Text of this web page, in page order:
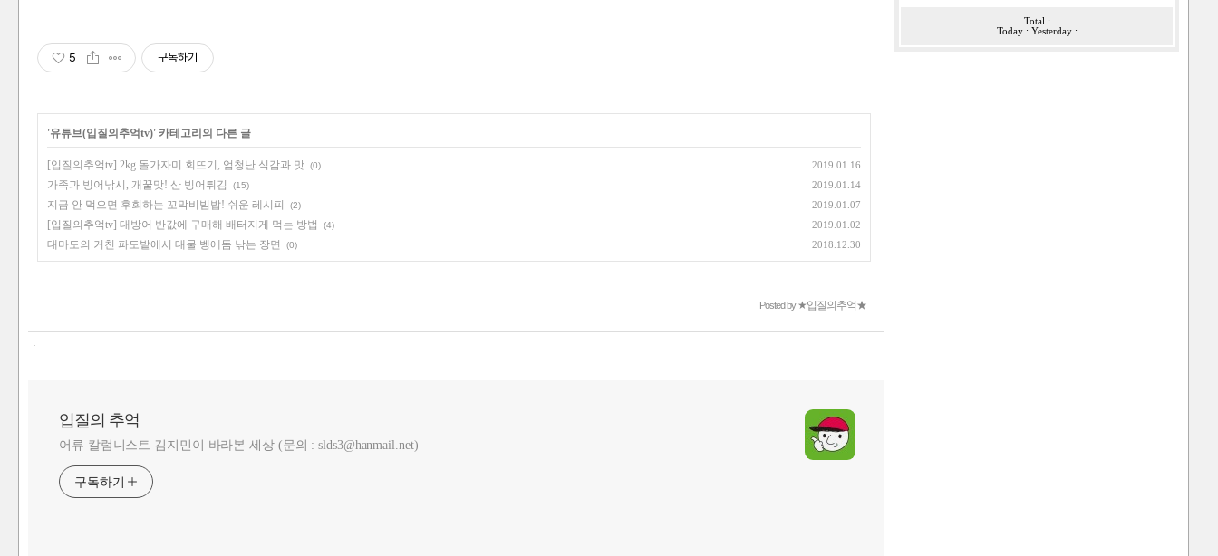
5 구독하기
'유튜브(입질의추억tv)' 카테고리의 다른 글
[입질의추억tv] 2kg 돌가자미 회뜨기, 엄청난 식감과 맛 (0) 2019.01.16
가족과 빙어낚시, 개꿀맛! 산 빙어튀김 (15) 2019.01.14
지금 안 먹으면 후회하는 꼬막비빔밥! 쉬운 레시피 (2) 2019.01.07
[입질의추억tv] 대방어 반값에 구매해 배터지게 먹는 방법 (4) 2019.01.02
대마도의 거친 파도밭에서 대물 벵에돔 낚는 장면 (0) 2018.12.30
Posted by★입질의추억★
:
입질의 추억
어류 칼럼니스트 김지민이 바라본 세상 (문의 : slds3@hanmail.net)
구독하기
Total :
Today : Yesterday :